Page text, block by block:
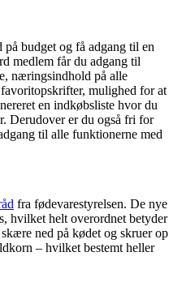
budget og få adgang til en
medlem får du adgang til
næringsindhold på alle
mulighed for at
en indkøbsliste hvor du
Derudover er du også fri for
til alle funktionerne med
fra fødevarestyrelsen. De nye
hvilket helt overordnet betyder
ned på kødet og skruer op
– hvilket bestemt heller